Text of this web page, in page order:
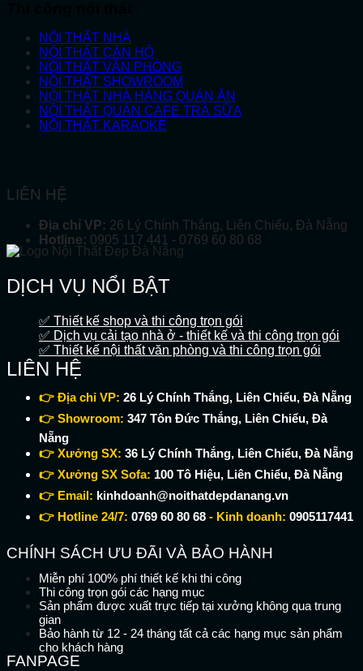
NỘI THẤT NHÀ
NỘI THẤT CĂN HỘ
NỘI THẤT VĂN PHÒNG
NỘI THẤT SHOWROOM
NỘI THẤT NHÀ HÀNG QUÁN ĂN
NỘI THẤT QUÁN CAFE TRÀ SỮA
NỘI THẤT KARAOKE
LIÊN HỆ
Địa chỉ VP: 26 Lý Chính Thắng, Liên Chiểu, Đà Nẵng
Hotline: 0905 117 441 - 0769 60 80 68
DỊCH VỤ NỔI BẬT
✅ Thiết kế shop và thi công trọn gói
✅ Dịch vụ cải tạo nhà ở - thiết kế và thi công trọn gói
✅ Thiết kế nội thất văn phòng và thi công trọn gói
LIÊN HỆ
👉 Địa chỉ VP: 26 Lý Chính Thắng, Liên Chiểu, Đà Nẵng
👉 Showroom: 347 Tôn Đức Thắng, Liên Chiểu, Đà
Nẵng
👉 Xưởng SX: 36 Lý Chính Thắng, Liên Chiểu, Đà Nẵng
👉 Xưởng SX Sofa: 100 Tô Hiệu, Liên Chiểu, Đà Nẵng
👉 Email: kinhdoanh@noithatdepdanang.vn
👉 Hotline 24/7: 0769 60 80 68 - Kinh doanh: 0905117441
CHÍNH SÁCH ƯU ĐÃI VÀ BẢO HÀNH
Miễn phí 100% phí thiết kế khi thi công
Thi công trọn gói các hạng mục
Sản phẩm được xuất trực tiếp tại xưởng không qua trung
gian
Bảo hành từ 12 - 24 tháng tất cả các hạng mục sản phẩm
cho khách hàng
FANPAGE